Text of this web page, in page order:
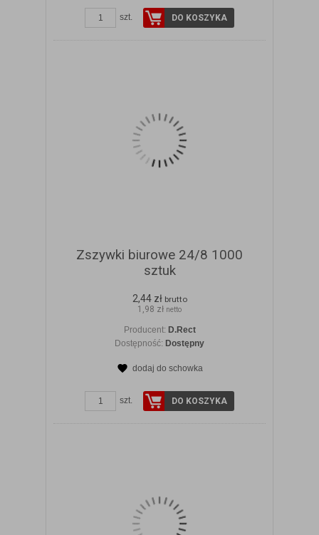
szt. DO KOSZYKA
Zszywki biurowe 24/8 1000
sztuk
2,44 zł brutto
1,98 zł netto
Producent: D.Rect
Dostępność: Dostępny
dodaj do schowka
szt. DO KOSZYKA